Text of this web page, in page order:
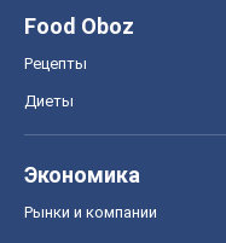
Food Oboz
Рецепты
Диеты
Экономика
Рынки и компании